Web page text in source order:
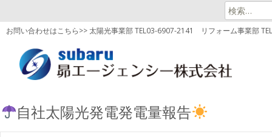
検
索:
お問い合わせはこちら>> 太陽光事業部 TEL03-6907-2141 リフォーム事業部
自社太陽光発電発電量報告